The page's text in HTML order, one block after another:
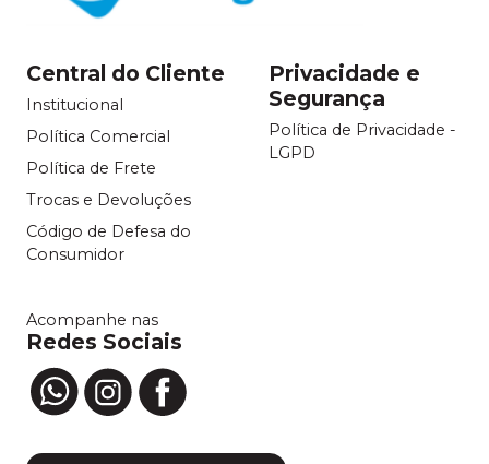
Central do Cliente
Institucional
Política Comercial
Política de Frete
Trocas e Devoluções
Código de Defesa do
Consumidor
Privacidade e
Segurança
Política de Privacidade -
LGPD
Acompanhe nas
Redes Sociais